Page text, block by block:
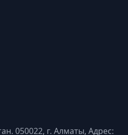
050022, г. Алматы, Адрес: